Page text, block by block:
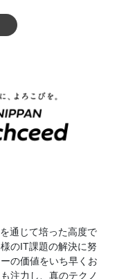
通じて培った高度で
のIT課題の解決に努
の価値をいち早くお
注力し、真のテクノ